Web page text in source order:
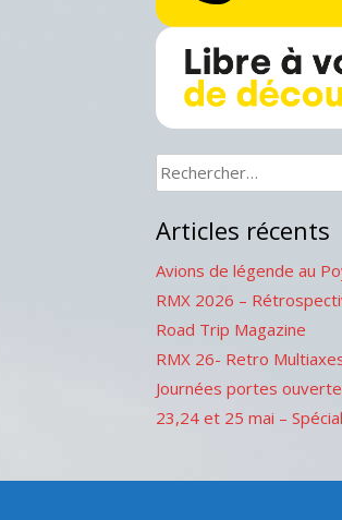
Rechercher :
Articles récents
Avions de légende au
RMX 2026 –
Road Trip Magazine
RMX 26- Retro
Journées portes
23,24 et 25 mai –